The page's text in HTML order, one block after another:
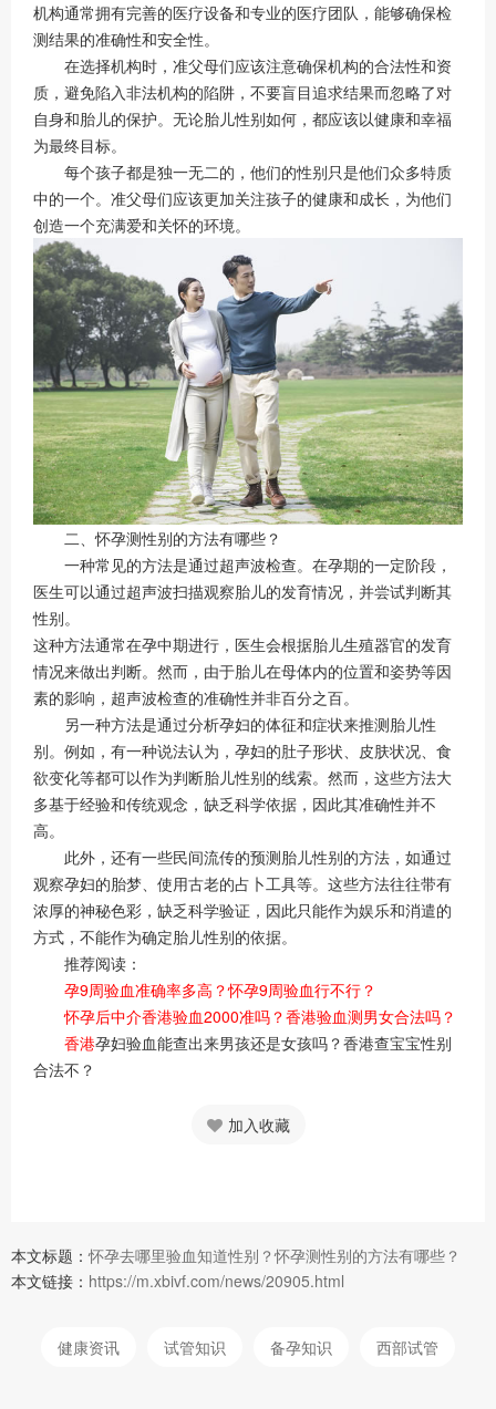
机构通常拥有完善的医疗设备和专业的医疗团队，能够确保检
测结果的准确性和安全性。
在选择机构时，准父母们应该注意确保机构的合法性和资
质，避免陷入非法机构的陷阱，不要盲目追求结果而忽略了对
自身和胎儿的保护。无论胎儿性别如何，都应该以健康和幸福
为最终目标。
每个孩子都是独一无二的，他们的性别只是他们众多特质
中的一个。准父母们应该更加关注孩子的健康和成长，为他们
创造一个充满爱和关怀的环境。
二、怀孕测性别的方法有哪些？
一种常见的方法是通过超声波检查。在孕期的一定阶段，
医生可以通过超声波扫描观察胎儿的发育情况，并尝试判断其
性别。
这种方法通常在孕中期进行，医生会根据胎儿生殖器官的发育
情况来做出判断。然而，由于胎儿在母体内的位置和姿势等因
素的影响，超声波检查的准确性并非百分之百。
另一种方法是通过分析孕妇的体征和症状来推测胎儿性
别。例如，有一种说法认为，孕妇的肚子形状、皮肤状况、食
欲变化等都可以作为判断胎儿性别的线索。然而，这些方法大
多基于经验和传统观念，缺乏科学依据，因此其准确性并不
高。
此外，还有一些民间流传的预测胎儿性别的方法，如通过
观察孕妇的胎梦、使用古老的占卜工具等。这些方法往往带有
浓厚的神秘色彩，缺乏科学验证，因此只能作为娱乐和消遣的
方式，不能作为确定胎儿性别的依据。
推荐阅读：
孕9周验血准确率多高？怀孕9周验血行不行？
怀孕后中介香港验血2000准吗？香港验血测男女合法吗？
香港孕妇验血能查出来男孩还是女孩吗？香港查宝宝性别
合法不？
加入收藏
本文标题：怀孕去哪里验血知道性别？怀孕测性别的方法有哪些？
本文链接： https://m.xbivf.com/news/20905.html
健康资讯 试管知识 备孕知识 西部试管